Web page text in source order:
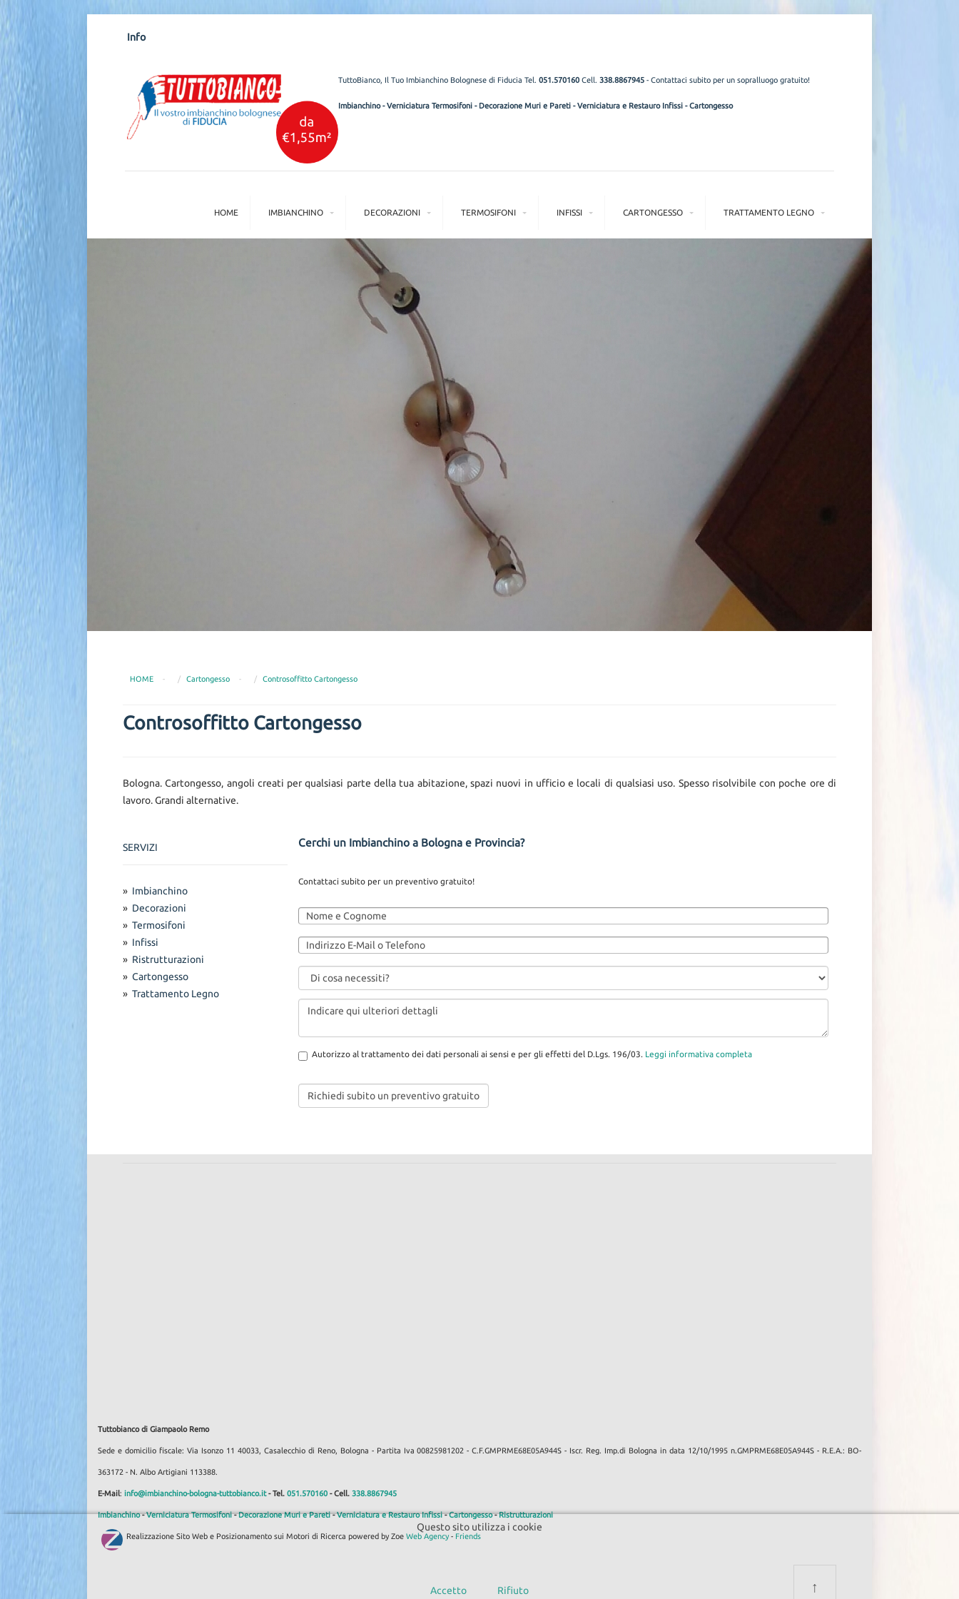
Info
TuttoBianco, Il Tuo Imbianchino Bolognese di Fiducia Tel.051.570160 Cell.338.8867945 - Contattaci subito per un sopralluogo gratuito!
Imbianchino-Verniciatura Termosifoni - Decorazione Muri e Pareti -Verniciatura e Restauro Infissi -Cartongesso
HOME IMBIANCHINO DECORAZIONI TERMOSIFONI INFISSI CARTONGESSO TRATTAMENTO LEGNO
HOME - Cartongesso - Controsoffitto Cartongesso
Controsoffitto Cartongesso
Bologna. Cartongesso, angoli creati per qualsiasi parte della tua abitazione, spazi nuovi in ufficio e locali di qualsiasi uso. Spesso risolvibile con poche ore di
lavoro. Grandi alternative.
SERVIZI
» Imbianchino
» Decorazioni
» Termosifoni
» Infissi
» Ristrutturazioni
» Cartongesso
» Trattamento Legno
Cerchi un Imbianchino a Bologna e Provincia?
Contattaci subito per un preventivo gratuito!
Autorizzo al trattamento dei dati personali ai sensi e per gli effetti del D.Lgs. 196/03. Leggi informativa completa
Tuttobianco di Giampaolo Remo
Sede e domicilio fiscale: Via Isonzo 11 40033, Casalecchio di Reno, Bologna - Partita Iva 00825981202 - C.F.GMPRME68E05A944S - Iscr. Reg. Imp.di Bologna in data 12/10/1995 n.GMPRME68E05A944S - R.E.A.: BO-
363172 - N. Albo Artigiani 113388.
E-Mail: info@imbianchino-bologna-tuttobianco.it- Tel. 051.570160 - Cell. 338.8867945
Imbianchino-Verniciatura Termosifoni-Decorazione Muri e Pareti-Verniciatura e Restauro Infissi-Cartongesso-Ristrutturazioni
Realizzazione Sito Web e Posizionamento sui Motori di Ricerca powered by Zoe Web Agency- Friends
↑
Questo sito utilizza i cookie
Accetto Rifiuto